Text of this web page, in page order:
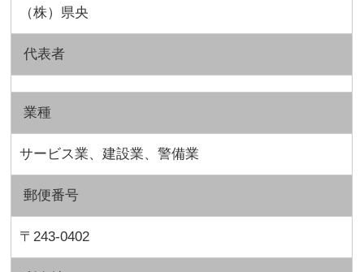
（株）県央
代表者
業種
サービス業、建設業、警備業
郵便番号
〒243-0402